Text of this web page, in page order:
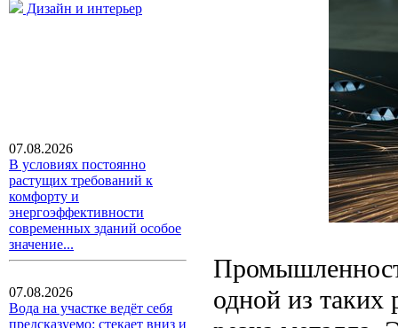
Дизайн и интерьер
07.08.2026
В условиях постоянно
растущих требований к
комфорту и
энергоэффективности
современных зданий особое
значение...
07.08.2026
Вода на участке ведёт себя
предсказуемо: стекает вниз и
одной из таких